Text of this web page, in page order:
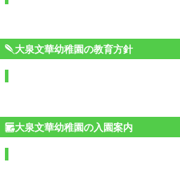
大泉文華幼稚園の教育方針
大泉文華幼稚園の入園案内